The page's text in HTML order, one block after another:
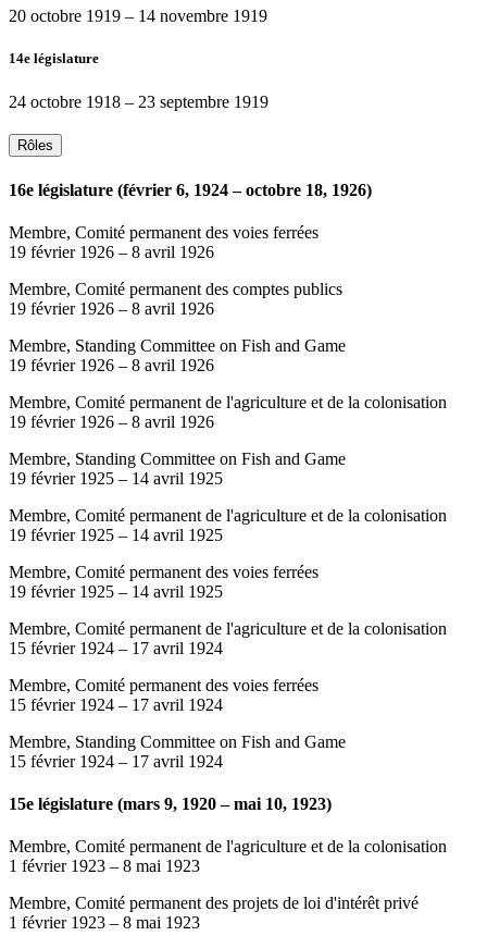
20 octobre 1919 – 14 novembre 1919
14e législature
24 octobre 1918 – 23 septembre 1919
Rôles
16e législature (février 6, 1924 – octobre 18, 1926)
Membre, Comité permanent des voies ferrées
19 février 1926 – 8 avril 1926
Membre, Comité permanent des comptes publics
19 février 1926 – 8 avril 1926
Membre, Standing Committee on Fish and Game
19 février 1926 – 8 avril 1926
Membre, Comité permanent de l'agriculture et de la colonisation
19 février 1926 – 8 avril 1926
Membre, Standing Committee on Fish and Game
19 février 1925 – 14 avril 1925
Membre, Comité permanent de l'agriculture et de la colonisation
19 février 1925 – 14 avril 1925
Membre, Comité permanent des voies ferrées
19 février 1925 – 14 avril 1925
Membre, Comité permanent de l'agriculture et de la colonisation
15 février 1924 – 17 avril 1924
Membre, Comité permanent des voies ferrées
15 février 1924 – 17 avril 1924
Membre, Standing Committee on Fish and Game
15 février 1924 – 17 avril 1924
15e législature (mars 9, 1920 – mai 10, 1923)
Membre, Comité permanent de l'agriculture et de la colonisation
1 février 1923 – 8 mai 1923
Membre, Comité permanent des projets de loi d'intérêt privé
1 février 1923 – 8 mai 1923